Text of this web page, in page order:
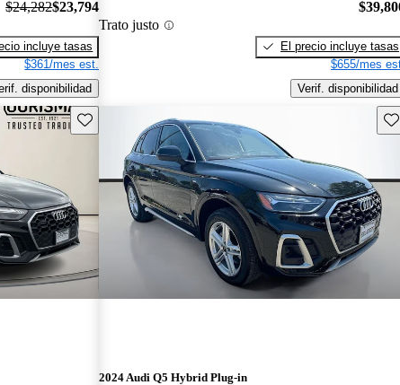
$24,282$23,794
incluye tasas
$361/mes est.
disponibilidad
Trato justo
El precio incluye tasas
$655/mes
Verif. disponibilidad
Guarda este Aviso
2024 Audi Q5 Hybrid Plug-in